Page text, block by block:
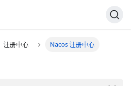
注册中心 Nacos 注册中心